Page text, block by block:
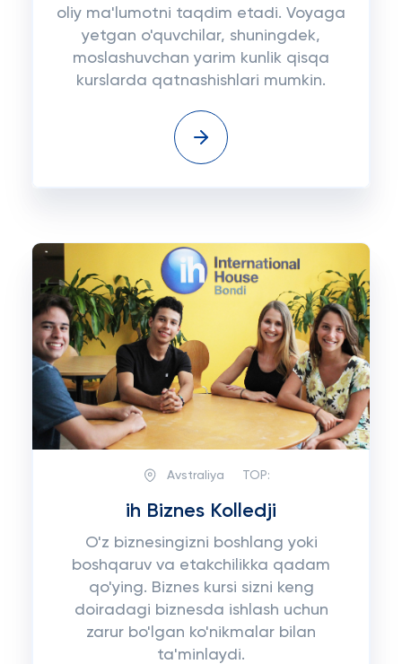
oliy ma'lumotni taqdim etadi. Voyaga
yetgan o'quvchilar, shuningdek,
moslashuvchan yarim kunlik qisqa
kurslarda qatnashishlari mumkin.
Avstraliya TOP:
ih Biznes Kolledji
O'z biznesingizni boshlang yoki
boshqaruv va etakchilikka qadam
qo'ying. Biznes kursi sizni keng
doiradagi biznesda ishlash uchun
zarur bo'lgan ko'nikmalar bilan
ta'minlaydi.